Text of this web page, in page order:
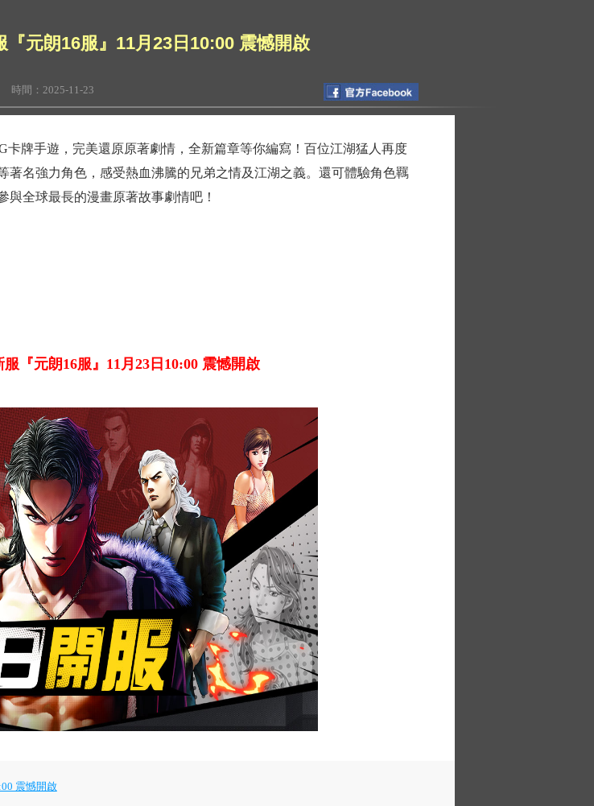
『元朗16服』11月23日10:00 震憾開啟
時間：2025-11-23
卡牌手遊，完美還原原著劇情，全新篇章等你編寫！百位江湖猛人再度
著名強力角色，感受熱血沸騰的兄弟之情及江湖之義。還可體驗角色羈
全球最長的漫畫原著故事劇情吧！
服『元朗16服』11月23日10:00 震憾開啟
震憾開啟